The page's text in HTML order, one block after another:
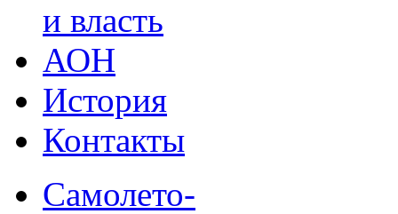
и власть
АОН
История
Контакты
Самолето-